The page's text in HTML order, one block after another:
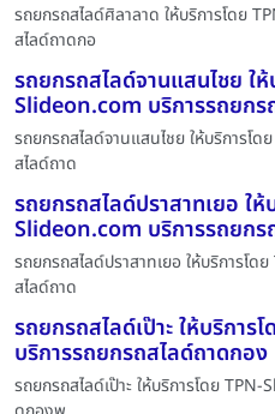
รถยกรถสไลด์ศิลาลาด ให้บริการโดย
สไลด์ถาดกอ
รถยกรถสไลด์จานแสนไชย ใ
Slideon.com บริการรถยกร
รถยกรถสไลด์จานแสนไชย ให้บริการโ
สไลด์ถาด
รถยกรถสไลด์ปราสาทเยอ ให้
Slideon.com บริการรถยกร
รถยกรถสไลด์ปราสาทเยอ ให้บริการโ
สไลด์ถาด
รถยกรถสไลด์เป๊าะ ให้บริกา
บริการรถยกรถสไลด์ถาดกอง
รถยกรถสไลด์เป๊าะ ให้บริการโดย